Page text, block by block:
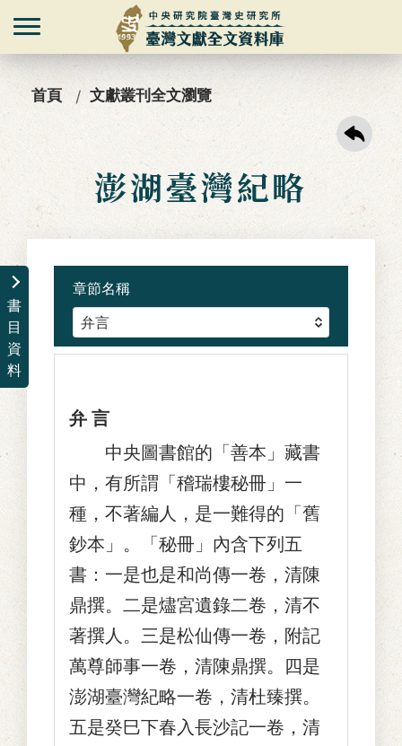
首頁 文獻叢刊全文瀏覽
澎湖臺灣紀略
書
目
資
料
章節名稱
弁 言
中央圖書館的「善本」藏書
中，有所謂「稽瑞樓秘冊」一
種，不著編人，是一難得的「舊
鈔本」。「秘冊」內含下列五
書：一是也是和尚傳一卷，清陳
鼎撰。二是燼宮遺錄二卷，清不
著撰人。三是松仙傳一卷，附記
萬尊師事一卷，清陳鼎撰。四是
澎湖臺灣紀略一卷，清杜臻撰。
五是癸巳下春入長沙記一卷，清